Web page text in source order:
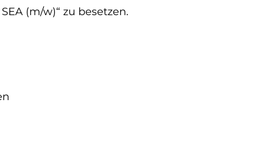
(m/w)“ zu besetzen.